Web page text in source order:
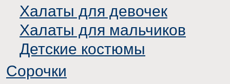
Халаты для девочек
Халаты для мальчиков
Детские костюмы
Сорочки